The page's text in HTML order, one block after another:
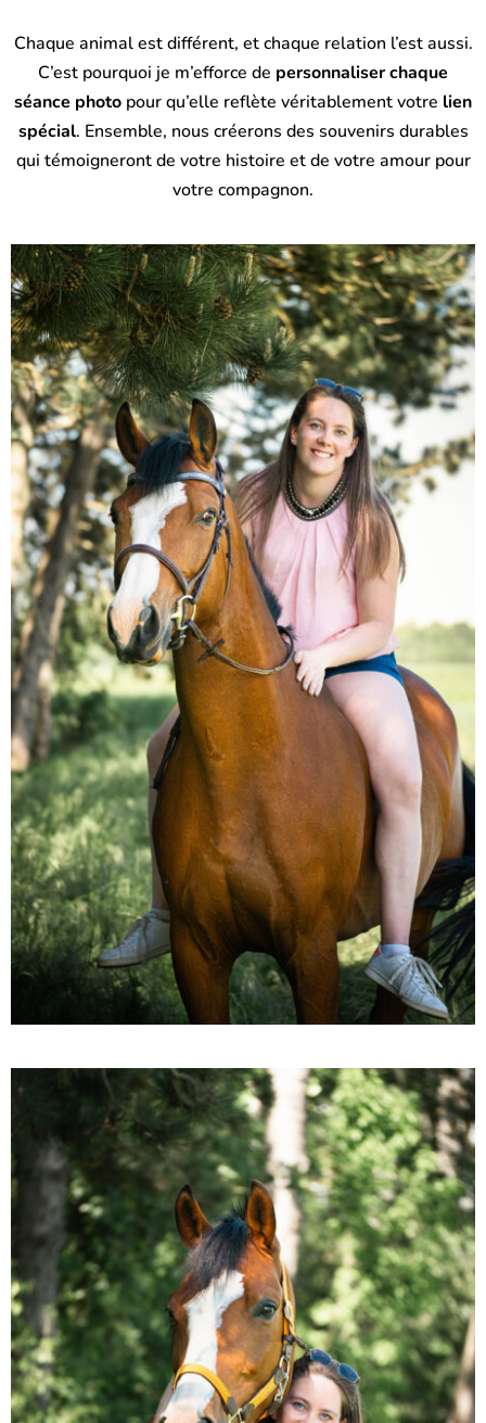
Chaque animal est différent, et chaque relation l’est aussi.
C’est pourquoi je m’efforce de personnaliser chaque
séance photo pour qu’elle reflète véritablement votre lien
spécial. Ensemble, nous créerons des souvenirs durables
qui témoigneront de votre histoire et de votre amour pour
votre compagnon.